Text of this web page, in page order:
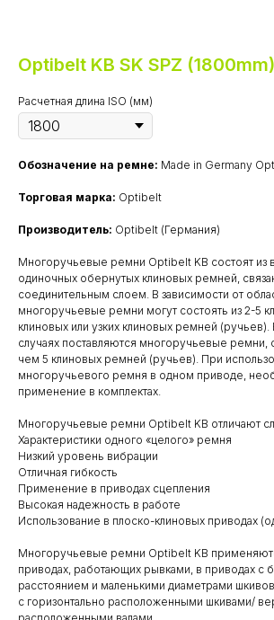
Optibelt KB SK SPZ (1800mm)
Расчетная длина ISO (мм)
Обозначение на ремне: Made in Germany
Торговая марка: Optibelt
Производитель: Optibelt (Германия)
Многоручьевые ремни Optibelt KB состоят из
одиночных обернутых клиновых ремней,
соединительным слоем. В зависимости от
многоручьевые ремни могут состоять из 2-5
клиновых или узких клиновых ремней
случаях поставляются многоручьевые ремни,
чем 5 клиновых ремней (ручьев). При
многоручьевого ремня в одном приводе,
применение в комплектах.
Многоручьевые ремни Optibelt KB отличают
Характеристики одного «целого» ремня
Низкий уровень вибрации
Отличная гибкость
Применение в приводах сцепления
Высокая надежность в работе
Использование в плоско-клиновых приводах
Многоручьевые ремни Optibelt KB
приводах, работающих рывками, в приводах
расстоянием и маленькими диаметрами
с горизонтально расположенными шкивами/